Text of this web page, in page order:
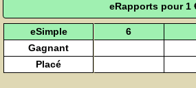
eRapports pour 1
eSimple 6
Gagnant
Placé